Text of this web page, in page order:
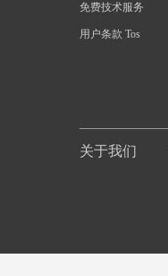
免费技术服务
用户条款 Tos
关于我们